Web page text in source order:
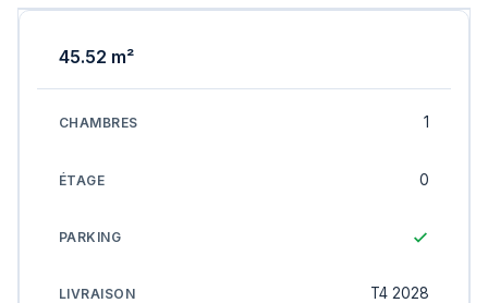
45.52 m²
1
0
T4 2028